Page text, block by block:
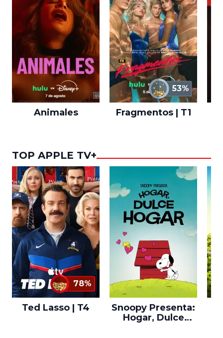
Animales
53%
Fragmentos | T1
TOP APPLE TV+
78%
Ted Lasso | T4
Snoopy Presenta:
Hogar, Dulce